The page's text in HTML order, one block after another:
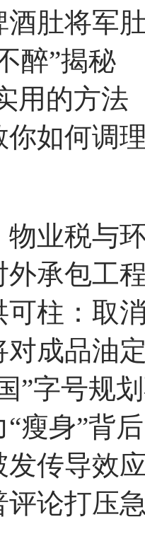
酒肚将军
醉”揭秘
用的方法
你如何调
物业税与
承包工
可柱：取
成品油
”字号规
瘦身”背
发传导效
评论打压